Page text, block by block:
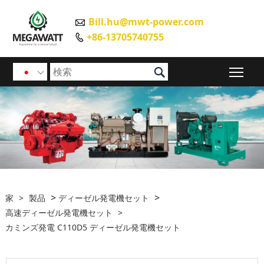
 Bill.hu@mwt-power.com
 +86-13705740755
 
家 > 製品 > ディーゼル発電機セット >
高速ディーゼル発電機セット
>
カミンズ発電 C110D5 ディーゼル発電機セット